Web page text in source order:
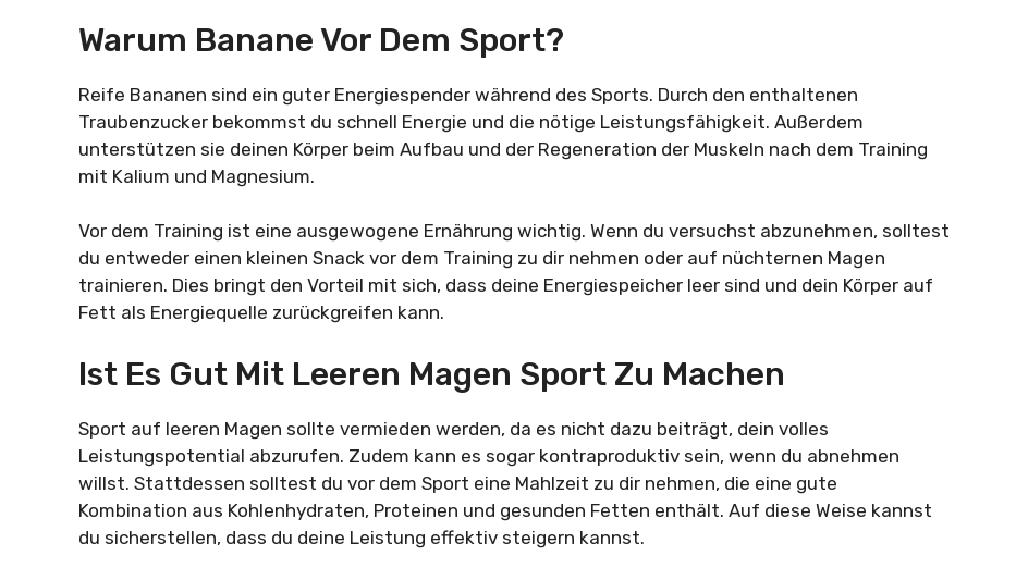
Warum Banane Vor Dem Sport?
Reife Bananen sind ein guter Energiespender während des Sports. Durch den enthaltenen
Traubenzucker bekommst du schnell Energie und die nötige Leistungsfähigkeit. Außerdem
unterstützen sie deinen Körper beim Aufbau und der Regeneration der Muskeln nach dem Training
mit Kalium und Magnesium.
Vor dem Training ist eine ausgewogene Ernährung wichtig. Wenn du versuchst abzunehmen, solltest
du entweder einen kleinen Snack vor dem Training zu dir nehmen oder auf nüchternen Magen
trainieren. Dies bringt den Vorteil mit sich, dass deine Energiespeicher leer sind und dein Körper auf
Fett als Energiequelle zurückgreifen kann.
Ist Es Gut Mit Leeren Magen Sport Zu Machen
Sport auf leeren Magen sollte vermieden werden, da es nicht dazu beiträgt, dein volles
Leistungspotential abzurufen. Zudem kann es sogar kontraproduktiv sein, wenn du abnehmen
willst. Stattdessen solltest du vor dem Sport eine Mahlzeit zu dir nehmen, die eine gute
Kombination aus Kohlenhydraten, Proteinen und gesunden Fetten enthält. Auf diese Weise kannst
du sicherstellen, dass du deine Leistung effektiv steigern kannst.